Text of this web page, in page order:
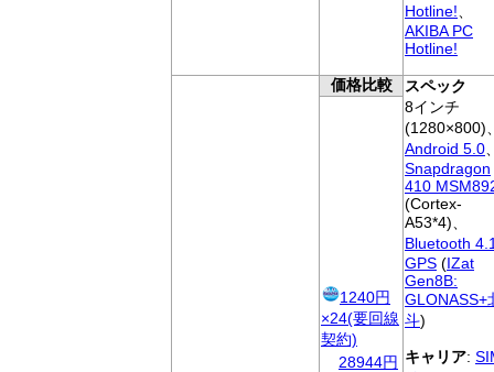
Hotline!
AKIBA PC
Hotline!
価格比較
スペック
8インチ
(1280×800)、
Android 5.0
Snapdragon
410
(Cortex-
A53*4)、
Bluetooth 4.1
GPS (IZat
Gen8B:
GLONASS+
斗)
キャリア:
1240円
×24(要回線
契約)
28944円